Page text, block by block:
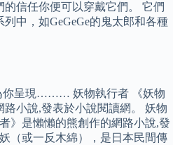
信任你便可以穿戴它們。 它們
中，如GeGeGe的鬼太郎和各種
你呈現……… 妖物執行者 《妖物
小說,發表於小說閱讀網。 妖物
》是懶懶的熊創作的網路小說,發
（或一反木綿），是日本民間傳